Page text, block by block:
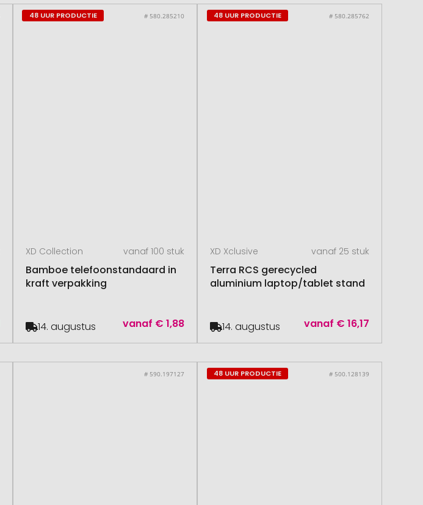
48 UUR PRODUCTIE # 580.285210
XD Collection vanaf 100 stuk
Bamboe telefoonstandaard in
kraft verpakking
vanaf € 1,88
14. augustus
48 UUR PRODUCTIE # 580.285762
XD Xclusive vanaf 25 stuk
Terra RCS gerecycled
aluminium laptop/tablet stand
vanaf € 16,17
14. augustus
# 590.197127 48 UUR PRODUCTIE # 500.128139